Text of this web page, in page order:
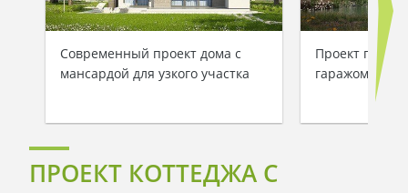
Современный проект дома с
мансардой для узкого участка
Проект
гаражом для
ПРОЕКТ КОТТЕДЖА С